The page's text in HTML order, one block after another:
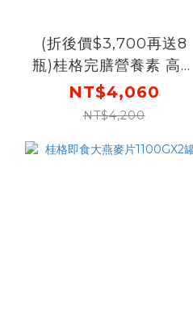
(折後價$3,700再送8
瓶)桂格完膳營養素 高蛋
白EX (PP瓶) 237ml X
24瓶 X2盒[下單現折
折$300，折後價
NT$4,060
NT$4,200